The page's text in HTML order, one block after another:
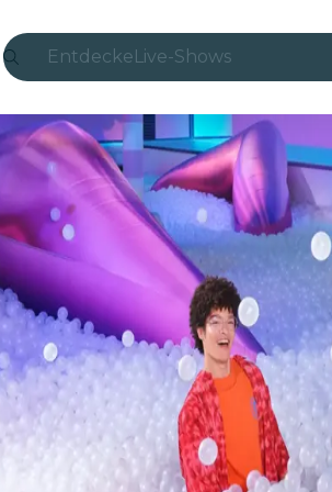
EntdeckeLive-Shows
Candlelight
London
Erlebnisse und Städte
São Paulo
Seoul
Stadttouren